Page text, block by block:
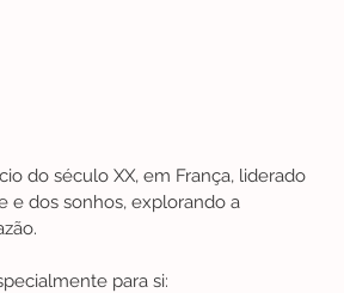
do século XX, em França, liderado
e dos sonhos, explorando a
para si: